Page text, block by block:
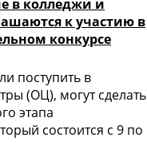
в колледжи и
к участию в
конкурсе
поступить в
(ОЦ), могут сделать
этапа
состоится с 9 по